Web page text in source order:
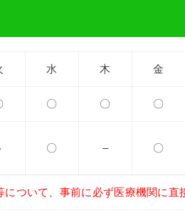
水 木 金
〇 〇 〇
〇 – 〇
ついて、事前に必ず医療機関に直